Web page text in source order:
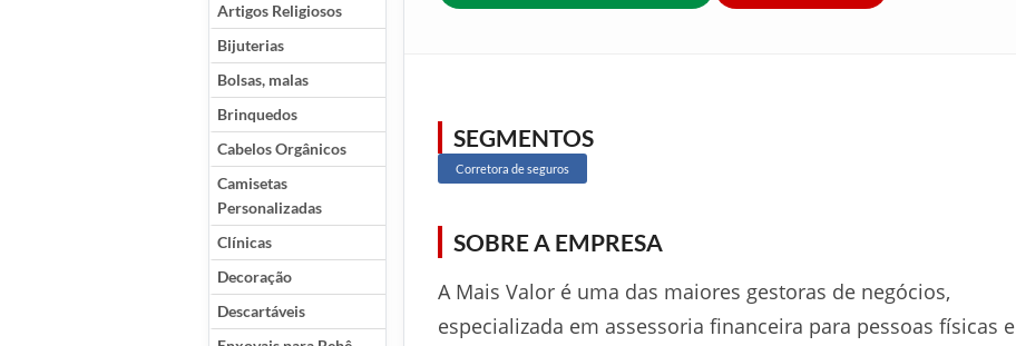
Artigos Religiosos
Bijuterias
Bolsas, malas
Brinquedos
Cabelos Orgânicos
Camisetas
Personalizadas
Clínicas
Decoração
Descartáveis
SEGMENTOS
Corretora de seguros
SOBRE A EMPRESA
A Mais Valor é uma das maiores gestoras de negócios,
especializada em assessoria financeira para pessoas físicas e